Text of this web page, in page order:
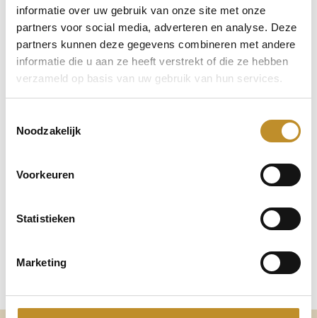
informatie over uw gebruik van onze site met onze
partners voor social media, adverteren en analyse. Deze
partners kunnen deze gegevens combineren met andere
informatie die u aan ze heeft verstrekt of die ze hebben
verzameld op basis van uw gebruik van hun services.
Noodzakelijk
Voorkeuren
Statistieken
Marketing